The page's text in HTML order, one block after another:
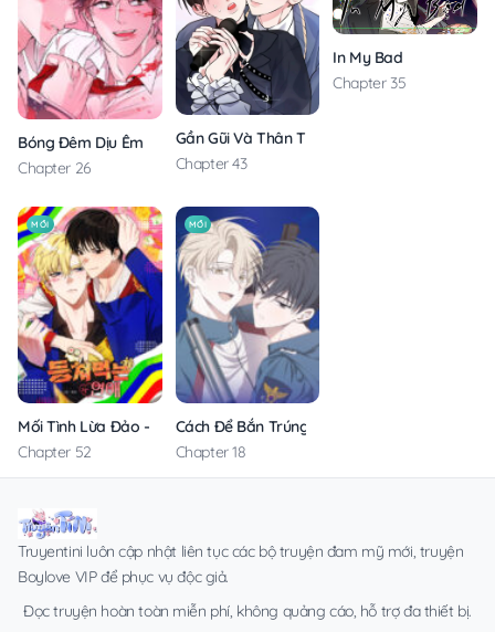
Bóng Đêm Dịu Êm
Chapter 26
Gần Gũi Và Thân Thương
Chapter 43
In My Bad
Chapter 35
MỚI
Mối Tình Lừa Đảo – Không Che
Chapter 52
MỚI
Cách Để Bắn Trúng Đích
Chapter 18
Truyentini luôn cập nhật liên tục các bộ truyện đam mỹ mới, truyện
Boylove VIP để phục vụ độc giả.
Đọc truyện hoàn toàn miễn phí, không quảng cáo, hỗ trợ đa thiết bị.